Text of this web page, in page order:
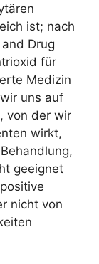
ist; nach
Drug
für
Medizin
uns auf
von der wir
wirkt,
geeignet
nicht von